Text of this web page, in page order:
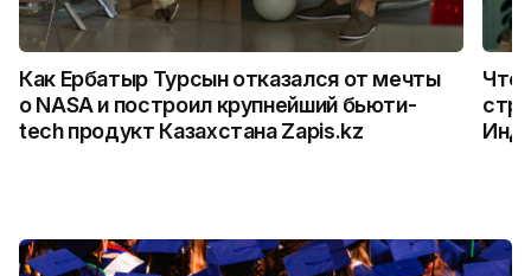
Как Ербатыр Турсын отказался от мечты
о NASA и построил крупнейший бьюти-
tech продукт Казахстана Zapis.kz
Что